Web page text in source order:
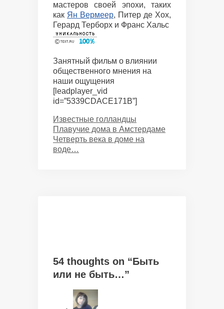
мастеров своей эпохи, таких
как Ян Вермеер, Питер де Хох,
Герард Терборх и Франс Хальс
Занятный фильм о влиянии
общественного мнения на
наши ощущения
[leadplayer_vid
id=”5339CDACE171B”]
Categories
Известные голландцы
Плавучие дома в Амстердаме
Четверть века в доме на
воде…
54 thoughts on “Быть
или не быть…”